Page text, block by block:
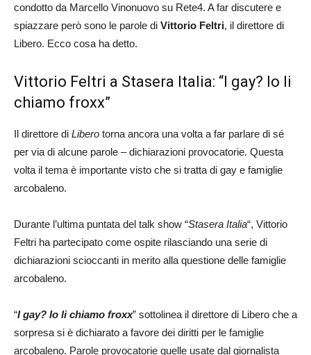
condotto da Marcello Vinonuovo su Rete4. A far discutere e
spiazzare però sono le parole di Vittorio Feltri, il direttore di
Libero. Ecco cosa ha detto.
Vittorio Feltri a Stasera Italia: “I gay? Io li
chiamo froxx”
Il direttore di Libero torna ancora una volta a far parlare di sé
per via di alcune parole – dichiarazioni provocatorie. Questa
volta il tema è importante visto che si tratta di gay e famiglie
arcobaleno.
Durante l’ultima puntata del talk show “Stasera Italia“, Vittorio
Feltri ha partecipato come ospite rilasciando una serie di
dichiarazioni scioccanti in merito alla questione delle famiglie
arcobaleno.
“I gay? Io li chiamo froxx” sottolinea il direttore di Libero che a
sorpresa si è dichiarato a favore dei diritti per le famiglie
arcobaleno. Parole provocatorie quelle usate dal giornalista